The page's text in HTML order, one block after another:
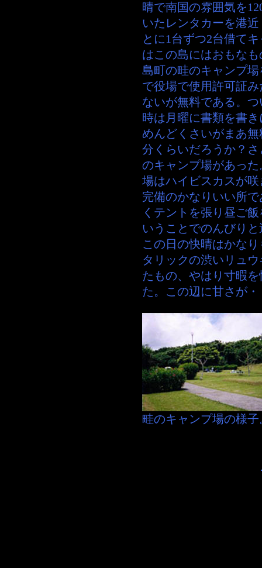
晴で南国の雰囲気を
いたレンタカーを港
とに1台ずつ2台借て
はこの島にはおもな
島町の畦のキャンプ
で役場で使用許可証
ないが無料である。
時は月曜に書類を書
めんどくさいがまあ
分くらいだろうか？
のキャンプ場があっ
場はハイビスカスが
完備のかなりいい所
くテントを張り昼ご
いうことでのんびり
この日の快晴はかな
タリックの渋いリュ
たもの、やはり寸暇
た。この辺に甘さが・
畦のキャンプ場の様子